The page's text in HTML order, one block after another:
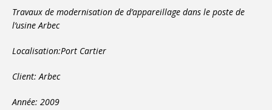
Travaux de modernisation de d’appareillage dans le poste de
l’usine Arbec
Localisation:Port Cartier
Client: Arbec
Année: 2009